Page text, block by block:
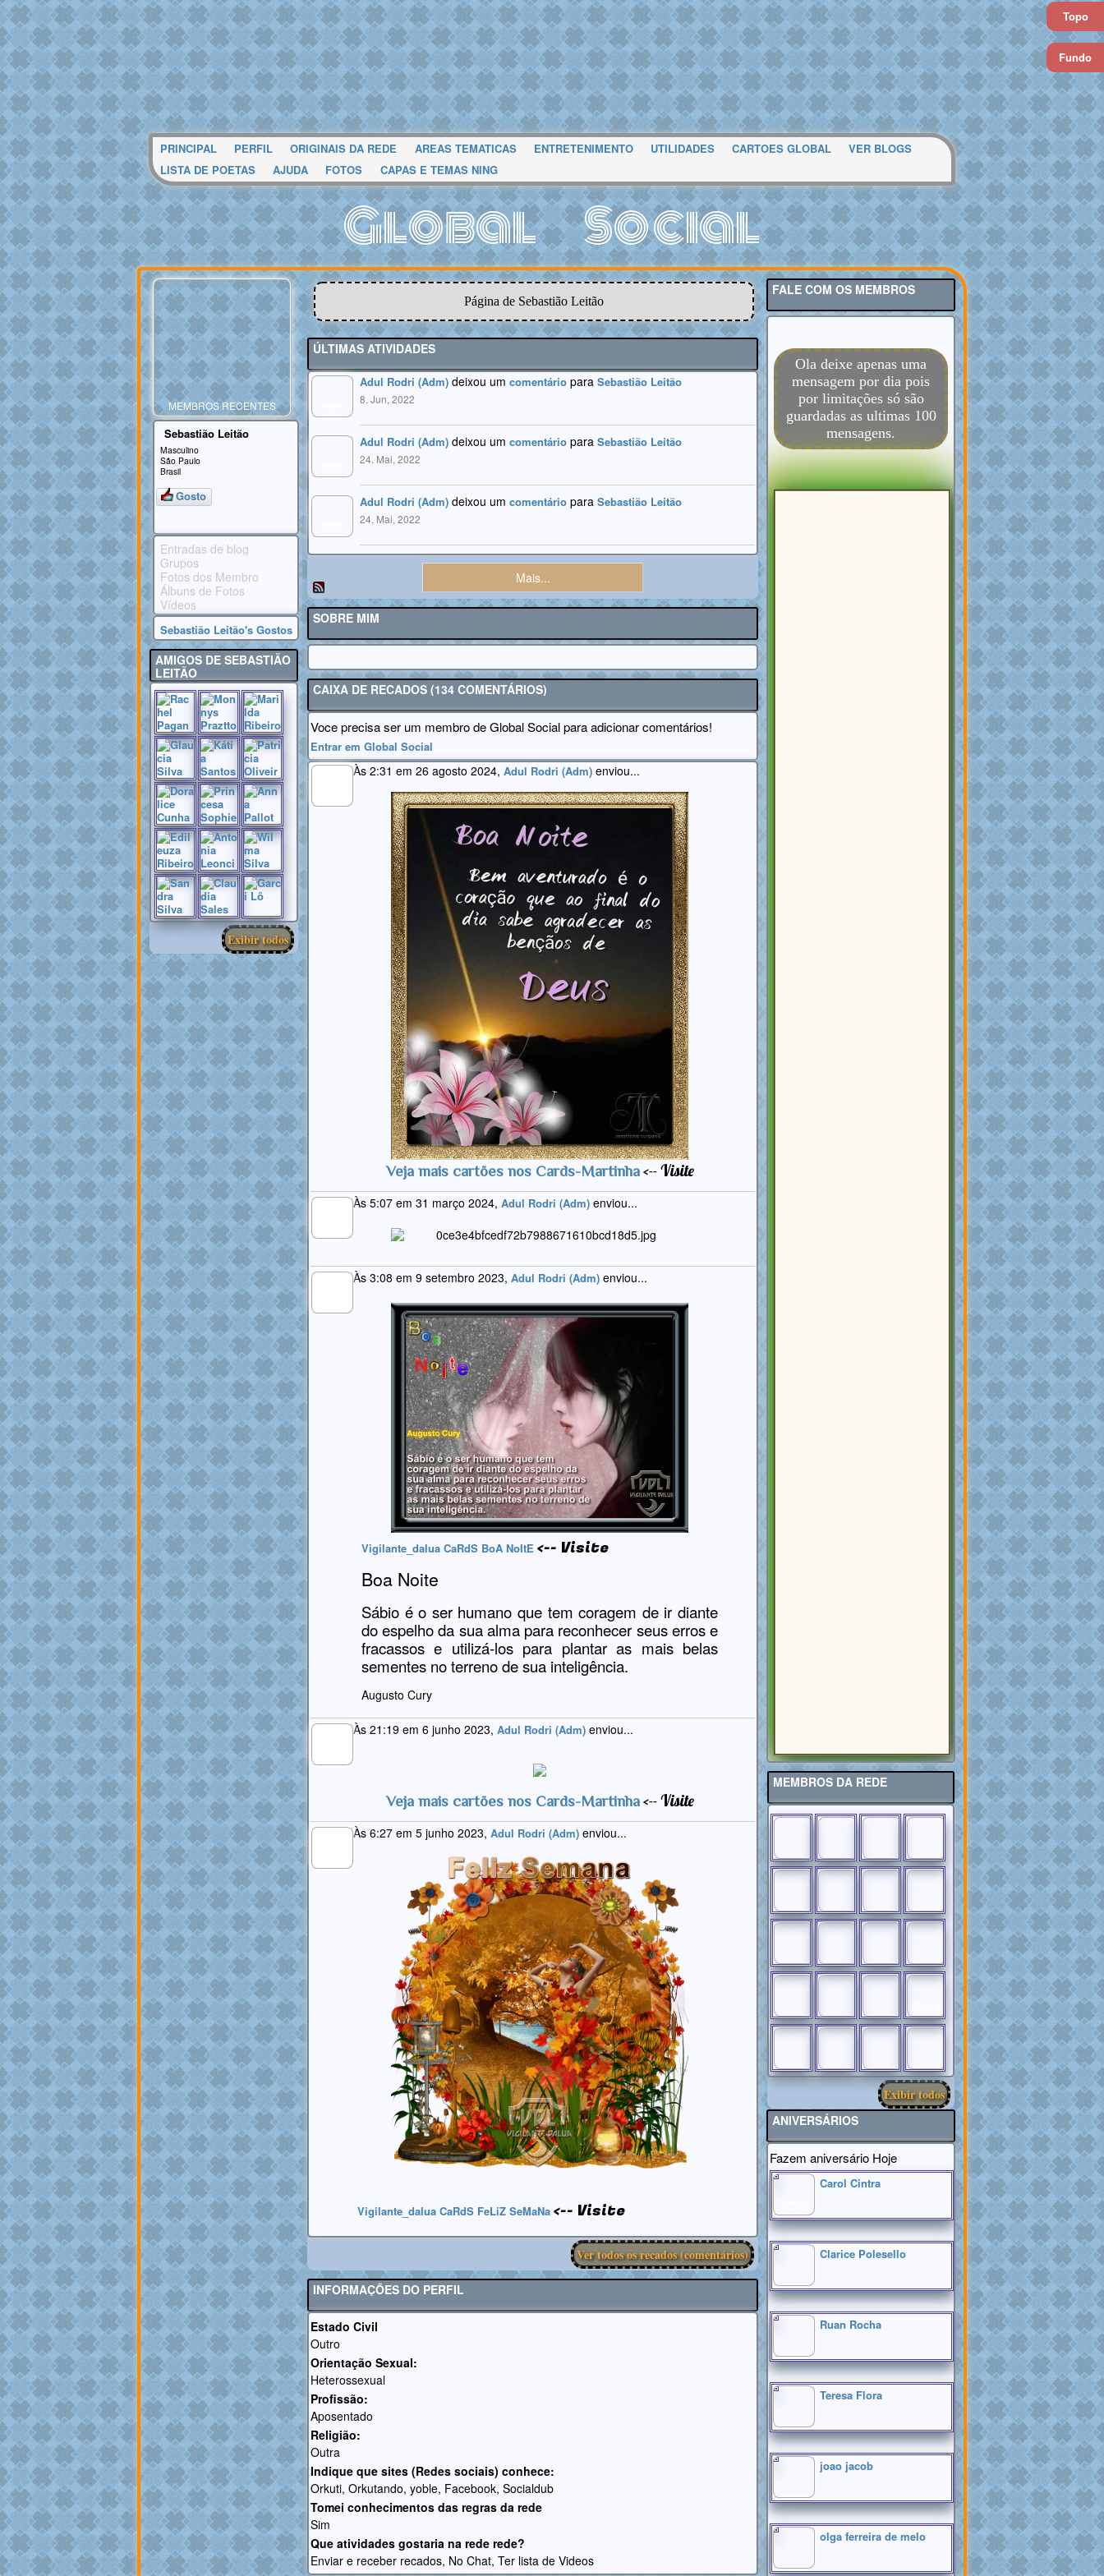
PRINCIPAL PERFIL ORIGINAIS DA REDE AREAS TEMATICAS ENTRETENIMENTO UTILIDADES CARTOES GLOBAL
VER BLOGS
LISTA DE POETAS
AJUDA FOTOS CAPAS E TEMAS NING
Global Social
MEMBROS RECENTES
Sebastião Leitão
Masculino
São Paulo
Brasil
Gosto
Entradas de blog
Grupos
Fotos dos Membro
Álbuns de Fotos
Vídeos
Sebastião Leitão's Gostos
AMIGOS DE SEBASTIÃO
LEITÃO
Exibir todos
Página de Sebastião Leitão
ÚLTIMAS ATIVIDADES
Adul Rodri (Adm) deixou um comentário para Sebastião Leitão
8. Jun, 2022
Adul Rodri (Adm) deixou um comentário para Sebastião Leitão
24. Mai, 2022
Adul Rodri (Adm) deixou um comentário para Sebastião Leitão
24. Mai, 2022
Mais...
SOBRE MIM
CAIXA DE RECADOS (134 COMENTÁRIOS)
Voce precisa ser um membro de Global Social para adicionar comentários!
Entrar em Global Social
Às 2:31 em 26 agosto 2024, Adul Rodri (Adm) enviou...
Veja mais cartões nos Cards-Martinha <-- Visite
Às 5:07 em 31 março 2024, Adul Rodri (Adm) enviou...
Às 3:08 em 9 setembro 2023, Adul Rodri (Adm) enviou...
Vigilante_dalua CaRdS BoA NoItE <-- Visite
Boa Noite
Sábio é o ser humano que tem coragem de ir diante
do espelho da sua alma para reconhecer seus erros e
fracassos e utilizá-los para plantar as mais belas
sementes no terreno de sua inteligência.
Augusto Cury
Às 21:19 em 6 junho 2023, Adul Rodri (Adm) enviou...
Veja mais cartões nos Cards-Martinha <-- Visite
Às 6:27 em 5 junho 2023, Adul Rodri (Adm) enviou...
Vigilante_dalua CaRdS FeLiZ SeMaNa <-- Visite
Ver todos os recados (comentários)
INFORMAÇÕES DO PERFIL
Estado Civil
Outro
Orientação Sexual:
Heterossexual
Profissão:
Aposentado
Religião:
Outra
Indique que sites (Redes sociais) conhece:
Orkuti, Orkutando, yoble, Facebook, Socialdub
Tomei conhecimentos das regras da rede
Sim
Que atividades gostaria na rede rede?
Enviar e receber recados, No Chat, Ter lista de Videos
FALE COM OS MEMBROS
Ola deixe apenas uma
mensagem por dia pois
por limitações só são
guardadas as ultimas 100
mensagens.
MEMBROS DA REDE
Exibir todos
ANIVERSÁRIOS
Fazem aniversário Hoje
Carol Cintra
Clarice Polesello
Ruan Rocha
Teresa Flora
joao jacob
olga ferreira de melo
Topo
Fundo